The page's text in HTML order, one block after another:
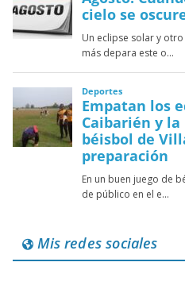
Mis redes sociales